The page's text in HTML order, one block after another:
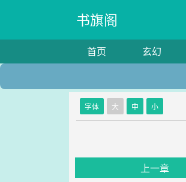
书旗阁
首页 玄幻
字体 大 中 小
上一章